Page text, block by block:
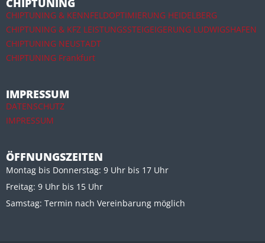
CHIPTUNING
CHIPTUNING & KENNFELDOPTIMIERUNG HEIDELBERG
CHIPTUNING & KFZ LEISTUNGSSTEIGEIGERUNG LUDWIGSHAFEN
CHIPTUNING NEUSTADT
CHIPTUNING Frankfurt
IMPRESSUM
DATENSCHUTZ
IMPRESSUM
ÖFFNUNGSZEITEN
Montag bis Donnerstag: 9 Uhr bis 17 Uhr
Freitag: 9 Uhr bis 15 Uhr
Samstag: Termin nach Vereinbarung möglich